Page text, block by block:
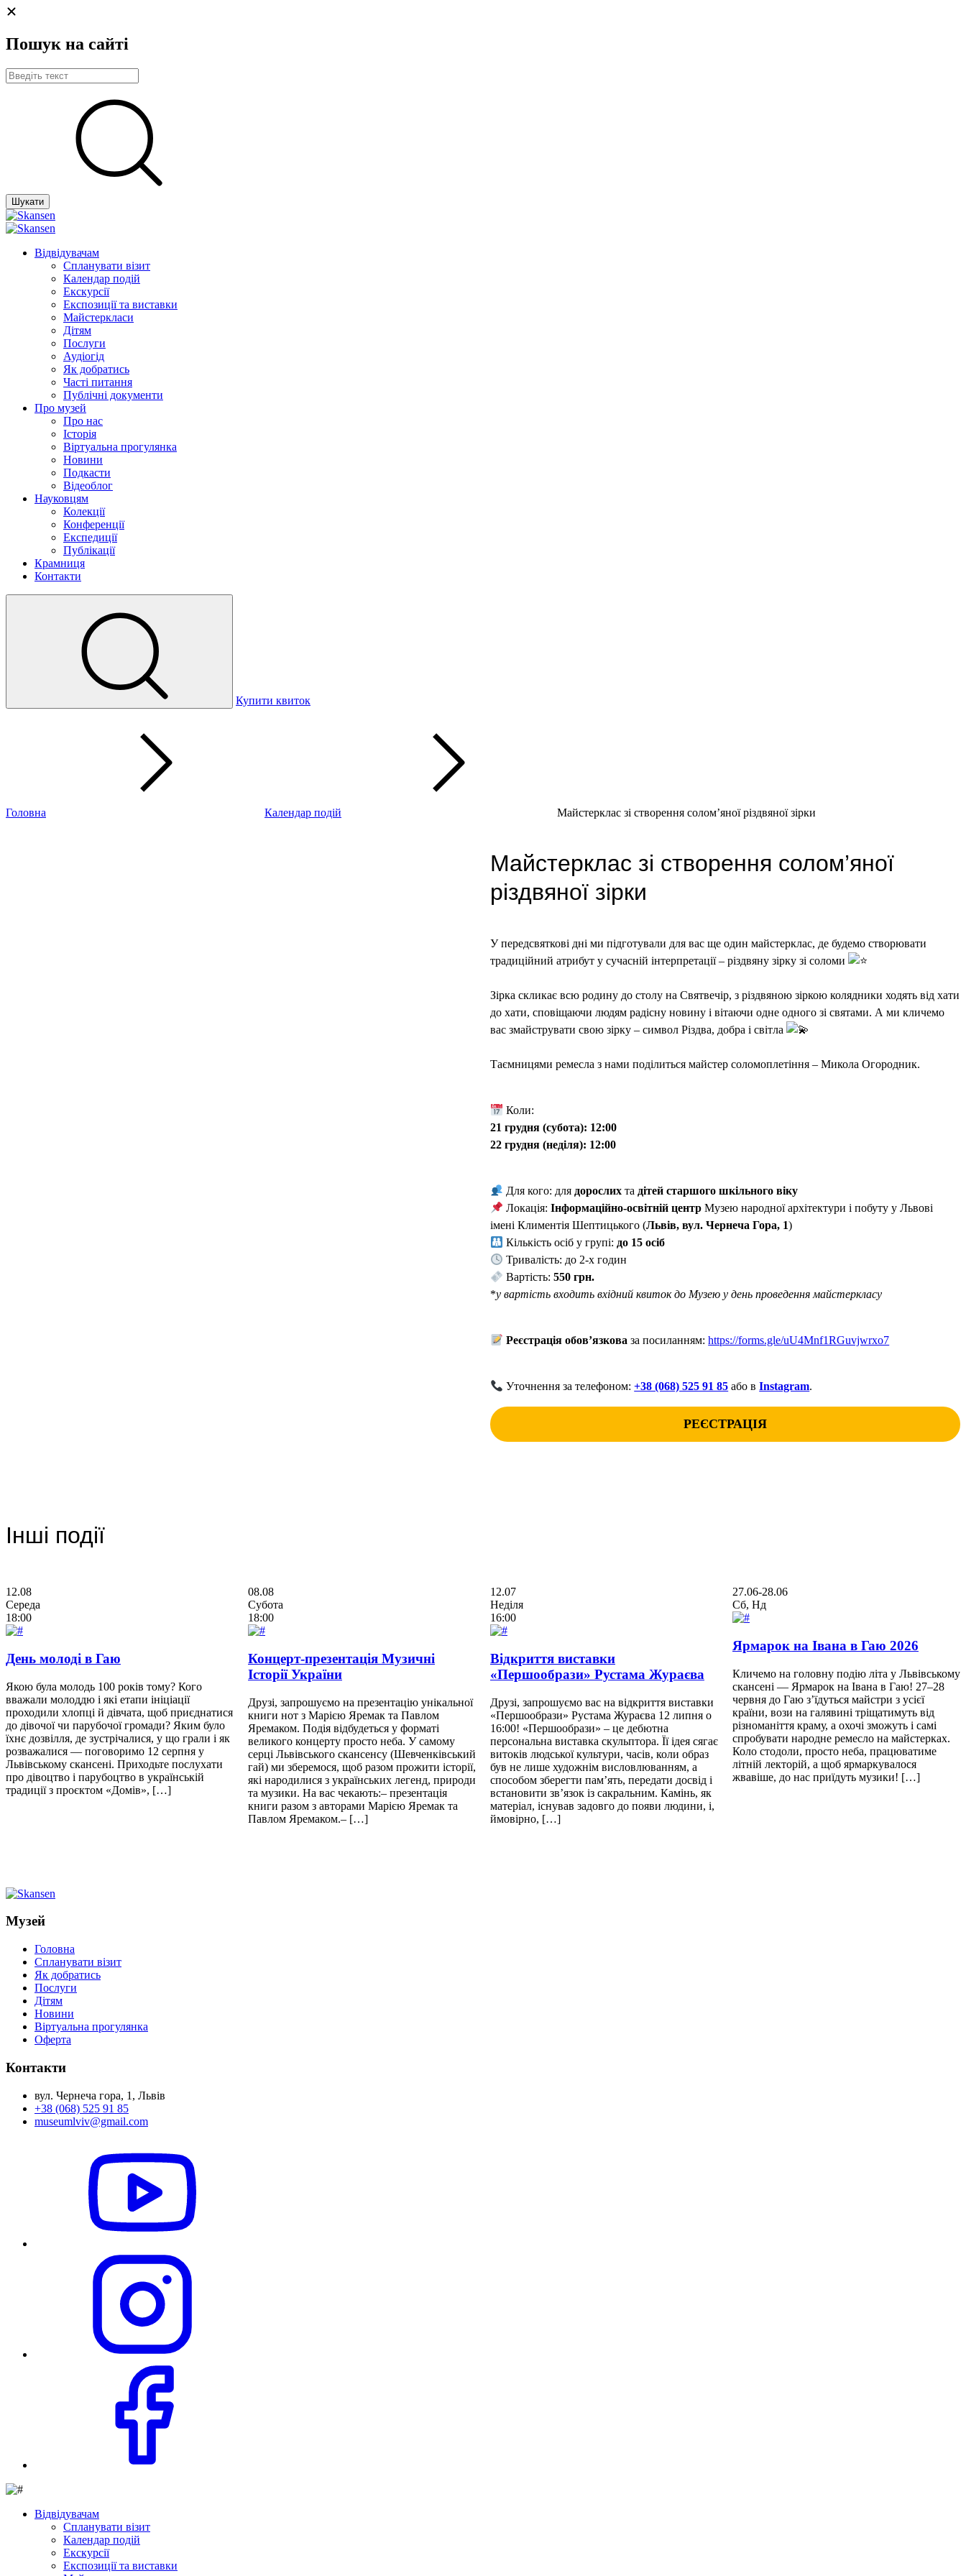
Пошук на сайті
Шукати
Відвідувачам
Спланувати візит
Календар подій
Екскурсії
Експозиції та виставки
Майстеркласи
Дітям
Послуги
Аудіогід
Як добратись
Часті питання
Публічні документи
Про музей
Про нас
Історія
Віртуальна прогулянка
Новини
Подкасти
Відеоблог
Науковцям
Колекції
Конференції
Експедиції
Публікації
Крамниця
Контакти
Купити квиток
Головна Календар подій Майстерклас зі створення солом’яної різдвяної зірки
Майстерклас зі створення солом’яної
різдвяної зірки
У передсвяткові дні ми підготували для вас ще один майстерклас, де будемо створювати
традиційний атрибут у сучасній інтерпретації – різдвяну зірку зі соломи
Зірка скликає всю родину до столу на Святвечір, з різдвяною зіркою колядники ходять від хати
до хати, сповіщаючи людям радісну новину і вітаючи одне одного зі святами. А ми кличемо
вас змайструвати свою зірку – символ Різдва, добра і світла
Таємницями ремесла з нами поділиться майстер соломоплетіння – Микола Огородник.
Коли:
21 грудня (субота): 12:00
22 грудня (неділя): 12:00
Для кого: для дорослих та дітей старшого шкільного віку
Локація:Інформаційно-освітній центрМузею народної архітектури і побуту у Львові
імені Климентія Шептицького (Львів, вул. Чернеча Гора, 1)
Кількість осіб у групі: до 15 осіб
Тривалість: до 2-х годин
Вартість:550 грн.
*у вартість входить вхідний квиток до Музею у день проведення майстеркласу
Реєстрація обов’язкова за посиланням:https://forms.gle/uU4Mnf1RGuvjwrxo7
Уточнення за телефоном:+38 (068) 525 91 85 або вInstagram.
РЕЄСТРАЦІЯ
Інші події
12.08
Середа
18:00
День молоді в Гаю
Якою була молодь 100 років тому? Кого
вважали молоддю і які етапи ініціації
проходили хлопці й дівчата, щоб приєднатися
до дівочої чи парубочої громади? Яким було
їхнє дозвілля, де зустрічалися, у що грали і як
розважалися — поговоримо 12 серпня у
Львівському скансені. Приходьте послухати
про дівоцтво і парубоцтво в українській
традиції з проєктом «Домів», […]
08.08
Субота
18:00
Концерт-презентація Музичні
Історії України
Друзі, запрошуємо на презентацію унікальної
книги нот з Марією Яремак та Павлом
Яремаком. Подія відбудеться у форматі
великого концерту просто неба. У самому
серці Львівського скансенсу (Шевченківський
гай) ми зберемося, щоб разом прожити історії,
які народилися з українських легенд, природи
та музики. На вас чекають:– презентація
книги разом з авторами Марією Яремак та
Павлом Яремаком.– […]
12.07
Неділя
16:00
Відкриття виставки
«Першообрази» Рустама Жураєва
Друзі, запрошуємо вас на відкриття виставки
«Першообрази» Рустама Жураєва 12 липня о
16:00! «Першообрази» – це дебютна
персональна виставка скульптора. Її ідея сягає
витоків людської культури, часів, коли образ
був не лише художнім висловлюванням, а
способом зберегти пам’ять, передати досвід і
встановити зв’язок із сакральним. Камінь, як
матеріал, існував задовго до появи людини, і,
ймовірно, […]
27.06-28.06
Сб, Нд
Ярмарок на Івана в Гаю 2026
Кличемо на головну подію літа у Львівському
скансені — Ярмарок на Івана в Гаю! 27–28
червня до Гаю з’їдуться майстри з усієї
країни, вози на галявині тріщатимуть від
різноманіття краму, а охочі зможуть і самі
спробувати народне ремесло на майстерках.
Коло стодоли, просто неба, працюватиме
літній лекторій, а щоб ярмаркувалося
жвавіше, до нас приїдуть музики! […]
Музей
Головна
Спланувати візит
Як добратись
Послуги
Дітям
Новини
Віртуальна прогулянка
Оферта
Контакти
вул. Чернеча гора, 1, Львів
+38 (068) 525 91 85
museumlviv@gmail.com
Відвідувачам
Спланувати візит
Календар подій
Екскурсії
Експозиції та виставки